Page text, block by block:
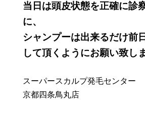
当日は頭皮状態を正確に診
に、
シャンプーは出来るだけ前
して頂くようにお願い致し
スーパースカルプ発毛センター
京都四条鳥丸店